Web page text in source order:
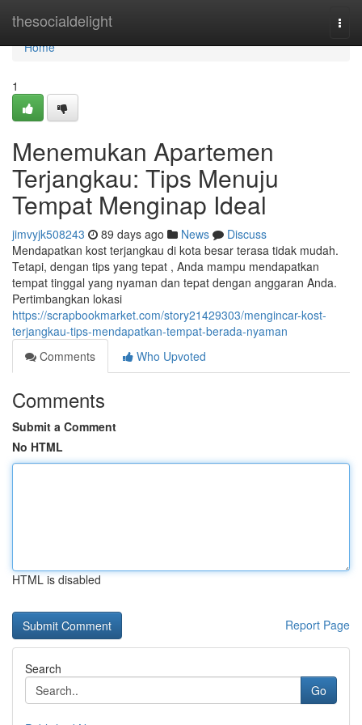
thesocialdelight
Home
Home
1
Menemukan Apartemen
Terjangkau: Tips Menuju
Tempat Menginap Ideal
jimvyjk508243 89 days ago News
Discuss
Mendapatkan kost terjangkau di kota besar terasa tidak mudah.
Tetapi, dengan tips yang tepat , Anda mampu mendapatkan
tempat tinggal yang nyaman dan tepat dengan anggaran Anda.
Pertimbangkan lokasi
https://scrapbookmarket.com/story21429303/mengincar-kost-
terjangkau-tips-mendapatkan-tempat-berada-nyaman
Comments
Who Upvoted
Comments
Submit a Comment
No HTML
HTML is disabled
Report Page
Search
Go